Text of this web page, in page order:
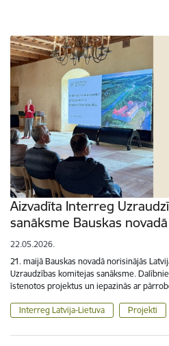
Aizvadīta Interreg
sanāksme Bauskas novadā
22.05.2026.
21. maijā Bauskas novadā norisinājās
Uzraudzības komitejas sanāksme.
īstenotos projektus un iepazinās ar
Interreg Latvija-Lietuva Projekti